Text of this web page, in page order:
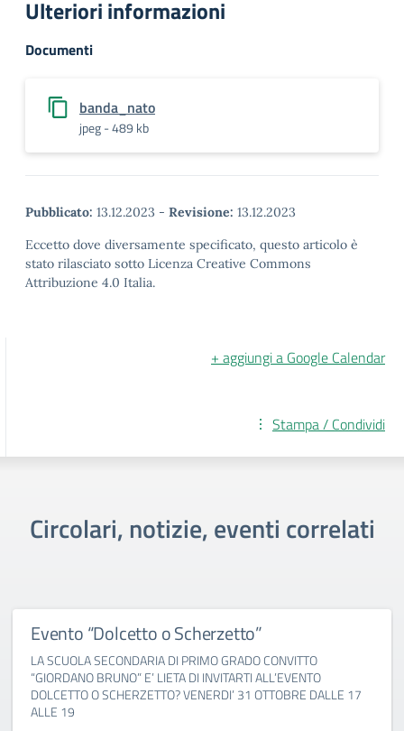
Ulteriori informazioni
Documenti
banda_nato
jpeg - 489 kb
Pubblicato: 13.12.2023 - Revisione: 13.12.2023
Eccetto dove diversamente specificato, questo articolo è
stato rilasciato sotto Licenza Creative Commons
Attribuzione 4.0 Italia.
+ aggiungi a Google Calendar
Stampa / Condividi
Circolari, notizie, eventi correlati
Evento “Dolcetto o Scherzetto”
LA SCUOLA SECONDARIA DI PRIMO GRADO CONVITTO
“GIORDANO BRUNO” E’ LIETA DI INVITARTI ALL’EVENTO
DOLCETTO O SCHERZETTO? VENERDI’ 31 OTTOBRE DALLE 17
ALLE 19